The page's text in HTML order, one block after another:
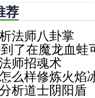
荐
法师八卦掌
了在魔龙血蛙
师招魂术
么样修炼火焰
析道士阴阳盾